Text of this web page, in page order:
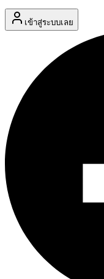
เข้าสู่ระบบเลย